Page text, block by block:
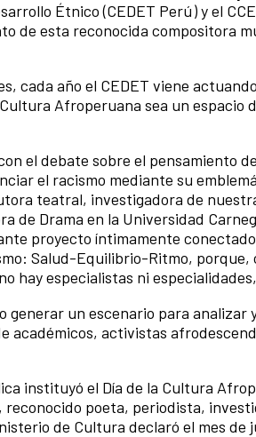
Étnico (CEDET Perú) y el
de esta reconocida compositora
cada año el CEDET viene
Afroperuana sea un
el debate sobre el pensamiento
el racismo mediante su
teatral, investigadora de
de Drama en la Universidad
proyecto íntimamente
Salud-Equilibrio-Ritmo, porque,
hay especialistas ni
generar un escenario para
académicos, activistas
instituyó el Día de la Cultura
reconocido poeta, periodista,
de Cultura declaró el mes de